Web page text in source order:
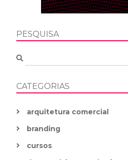
PESQUISA
CATEGORIAS
arquitetura comercial
branding
cursos